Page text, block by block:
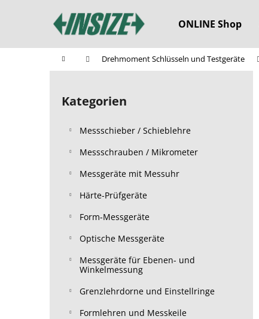
ONLINE Shop
StartseiteDrehmoment Schlüsseln und Testgeräte
S
Kategorien
überspringen
Kategorien
Messschieber / Schieblehre
Messschrauben / Mikrometer
Messgeräte mit Messuhr
Härte-Prüfgeräte
Form-Messgeräte
Optische Messgeräte
Messgeräte für Ebenen- und
Winkelmessung
Grenzlehrdorne und Einstellringe
Formlehren und Messkeile
e
Zurück
zum
Zurück
zum